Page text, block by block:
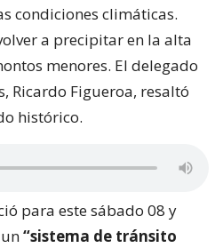
condiciones climáticas.
a precipitar en la alta
menores. El delegado
Ricardo Figueroa, resaltó
histórico.
para este sábado 08 y
“sistema de tránsito